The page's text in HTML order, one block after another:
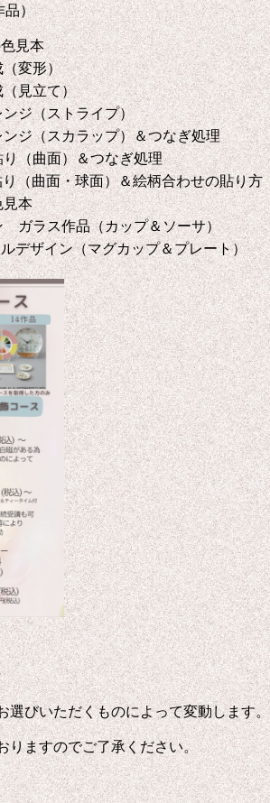
品）
見本
変形）
見立て）
ジ（ストライプ）
ジ（スカラップ）＆つなぎ処理
（曲面）＆つなぎ処理
（曲面・球面）＆絵柄合わせの貼り方
本
ラス作品（カップ＆ソーサ）
デザイン（マグカップ＆プレート）
選びいただくものによって変動します。
りますのでご了承ください。